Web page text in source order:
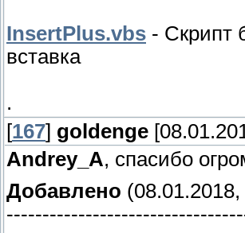
InsertPlus.vbs - Скрипт
вставка
.
[167] goldenge
Andrey_A, спасибо
Добавлено (08.01.2018,